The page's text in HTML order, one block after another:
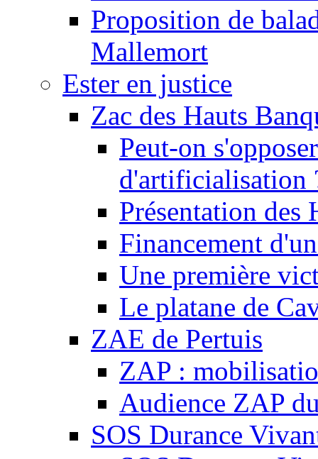
Proposition de
Mallemort
Ester en justice
Zac des Hauts
Peut-on
d'artificialisation
Présentation des
Financement
Une première
Le platane de
ZAE de Pertuis
ZAP :
Audience ZAP
SOS Durance